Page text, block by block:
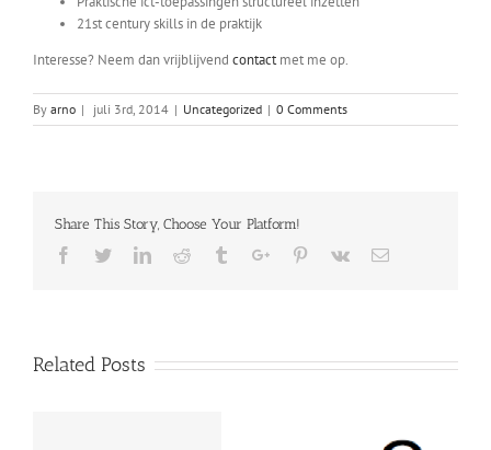
21st century skills in de praktijk
Interesse? Neem dan vrijblijvend contactmet me op.
By arno | juli 3rd, 2014 | Uncategorized | 0 Comments
Share This Story, Choose Your Platform!
Facebook
TwitterLinkedinReddit TumblrGoogle+Pinterest
Vk Email
Related Posts